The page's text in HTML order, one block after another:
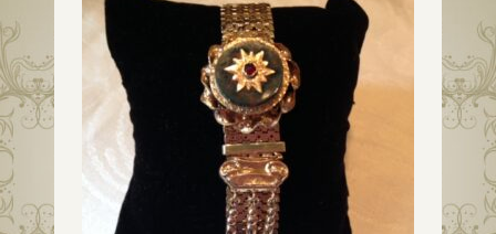
briljant
geslepen
diamant